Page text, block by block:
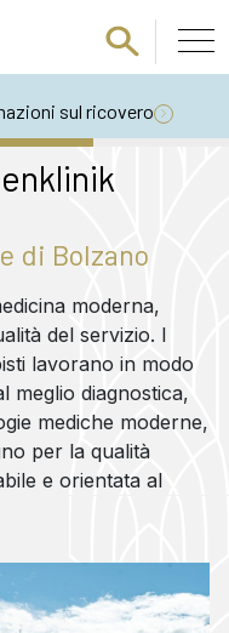
sul ricovero
di Bolzano
moderna,
del servizio. I
lavorano in modo
meglio diagnostica,
mediche moderne,
per la qualità
e orientata al